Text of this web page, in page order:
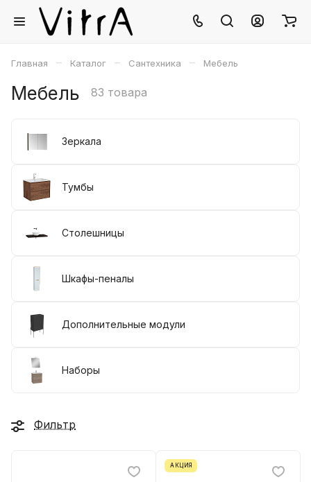
Главная – Каталог – Сантехника – Мебель
Мебель 83 товара
Зеркала
Тумбы
Столешницы
Шкафы-пеналы
Дополнительные модули
Наборы
Фильтр
АКЦИЯ